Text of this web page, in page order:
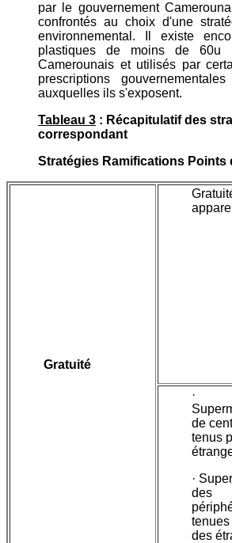
par le gouvernement
confrontés au choix d'une
environnemental. Il existe
plastiques de moins de 60u
Camerounais et utilisés par
prescriptions
auxquelles ils s'exposent.
Tableau 3 : Récapitulatif des
correspondant
Stratégies Ramifications
Gratuité
·
de
tenus
·
des
tenues
des